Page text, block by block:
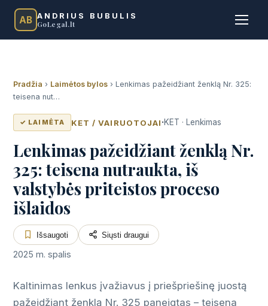
AB ANDRIUS BUBULIS
GoLegal.lt
Pradžia › Laimėtos bylos › Lenkimas pažeidžiant ženklą Nr. 325:
teisena nut…
✓ LAIMĖTA KET / VAIRUOTOJAI·KET · Lenkimas
Lenkimas pažeidžiant ženklą Nr.
325: teisena nutraukta, iš
valstybės priteistos proceso
išlaidos
Išsaugoti Siųsti draugui
2025 m. spalis
Kaltinimas lenkus įvažiavus į priešpriešinę juostą
pažeidžiant ženklą Nr. 325 paneigtas – teisena